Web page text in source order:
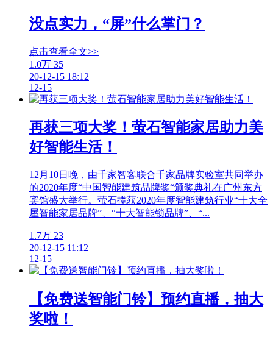
没点实力，“屏”什么掌门？
点击查看全文>>
1.0万 35
20-12-15 18:12
12-15
再获三项大奖！萤石智能家居助力美
好智能生活！
12月10日晚，由千家智客联合千家品牌实验室共同举办
的2020年度“中国智能建筑品牌奖“颁奖典礼在广州东方
宾馆盛大举行。萤石揽获2020年度智能建筑行业“十大全
屋智能家居品牌”、“十大智能锁品牌”、“...
1.7万 23
20-12-15 11:12
12-15
【免费送智能门铃】预约直播，抽大
奖啦！